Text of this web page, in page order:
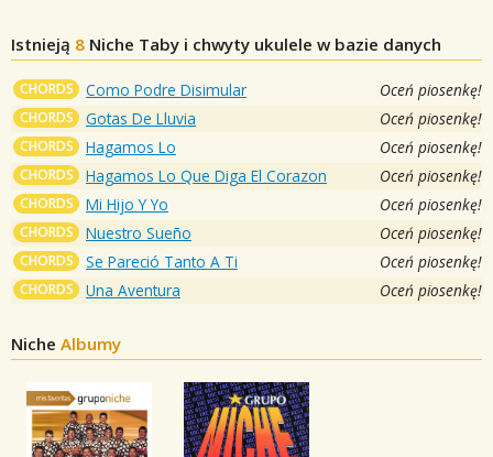
Istnieją 8 Niche Taby i chwyty ukulele w bazie danych
CHORDS Como Podre Disimular Oceń piosenkę!
CHORDS Gotas De Lluvia Oceń piosenkę!
CHORDS Hagamos Lo Oceń piosenkę!
CHORDS Hagamos Lo Que Diga El Corazon Oceń piosenkę!
CHORDS Mi Hijo Y Yo Oceń piosenkę!
CHORDS Nuestro Sueño Oceń piosenkę!
CHORDS Se Pareció Tanto A Ti Oceń piosenkę!
CHORDS Una Aventura Oceń piosenkę!
Niche Albumy